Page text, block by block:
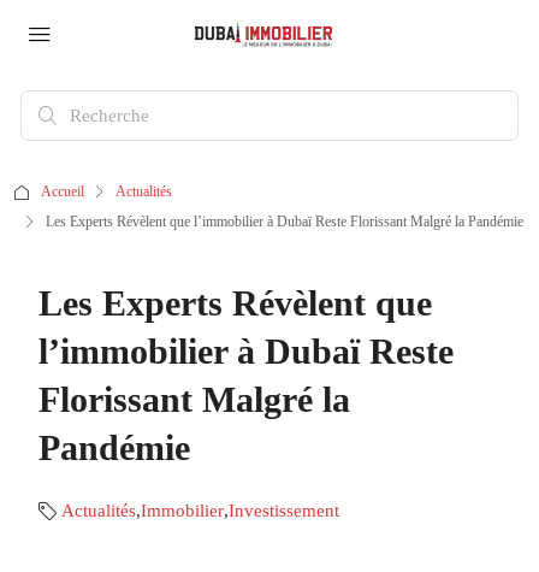
Accueil
Actualités
Les Experts Révèlent que l’immobilier à Dubaï Reste Florissant Malgré la Pandémie
Les Experts Révèlent que
l’immobilier à Dubaï Reste
Florissant Malgré la
Pandémie
Actualités,Immobilier,Investissement